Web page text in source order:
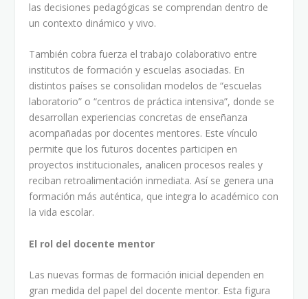
las decisiones pedagógicas se comprendan dentro de
un contexto dinámico y vivo.
También cobra fuerza el trabajo colaborativo entre
institutos de formación y escuelas asociadas. En
distintos países se consolidan modelos de “escuelas
laboratorio” o “centros de práctica intensiva”, donde se
desarrollan experiencias concretas de enseñanza
acompañadas por docentes mentores. Este vínculo
permite que los futuros docentes participen en
proyectos institucionales, analicen procesos reales y
reciban retroalimentación inmediata. Así se genera una
formación más auténtica, que integra lo académico con
la vida escolar.
El rol del docente mentor
Las nuevas formas de formación inicial dependen en
gran medida del papel del docente mentor. Esta figura